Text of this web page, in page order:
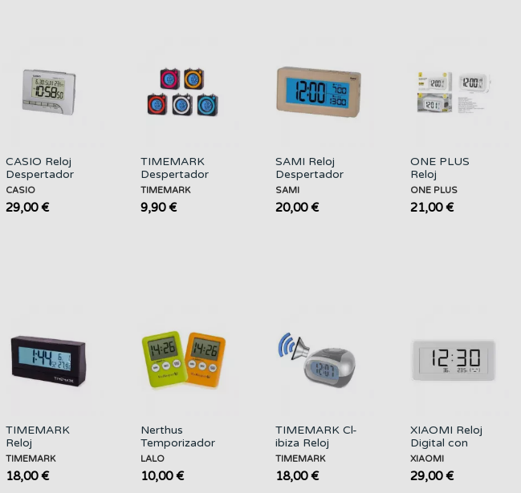
CASIO Reloj
Despertador
Digital DQ-747
Fecha +
Termometro
CASIO
29,00 €
TIMEMARK
Despertador
Digital con
Campana
CL69S
TIMEMARK
9,90 €
SAMI Reloj
Despertador
Digital LD-9811
Doble Alarma
SAMI
20,00 €
ONE PLUS
Reloj
Despertador
Digital NR9249
con Luz Led
ONE PLUS
21,00 €
TIMEMARK
Reloj
Despertador
Digital CL99L
con
TIMEMARK
18,00 €
Nerthus
Temporizador
de Cocina
Magnetico
FIH055 LALO
LALO
10,00 €
TIMEMARK Cl-
ibiza Reloj
Despertador
Digital Parlante
con...
TIMEMARK
18,00 €
XIAOMI Reloj
Digital con
Temperatura y
Humedad
BHR5435GL
XIAOMI
29,00 €